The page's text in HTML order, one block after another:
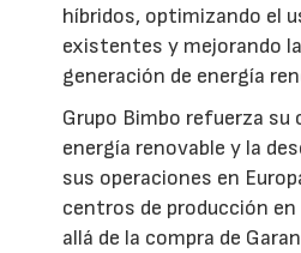
híbridos, optimizando el
existentes y mejorando
generación de energía
Grupo Bimbo refuerza su
energía renovable y la
sus operaciones en
centros de producción en
allá de la compra de